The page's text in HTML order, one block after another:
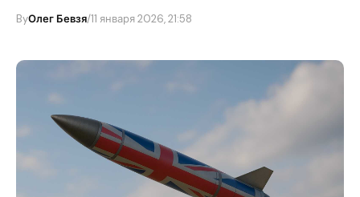
ByОлег Бевзя/11 января 2026, 21:58